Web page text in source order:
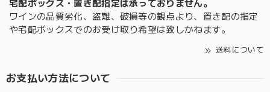
宅配ボックス・置き配指定は承っておりません。
ワインの品質劣化、盗難、破損等の観点より、置き配の指定
や宅配ボックスでのお受け取り希望は致しかねます。
送料について
お支払い方法について